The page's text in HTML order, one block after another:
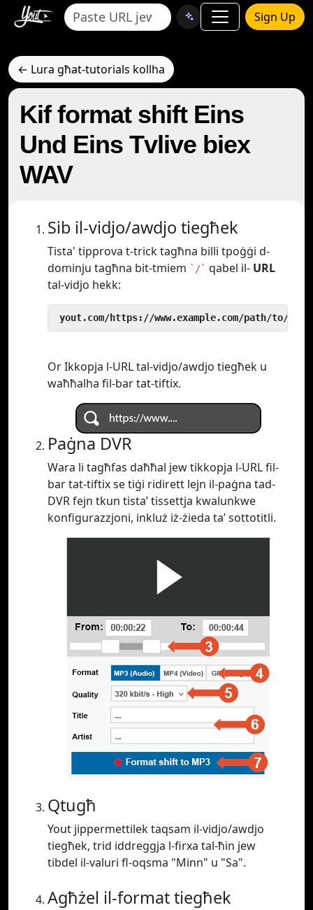
Sign Up
← Lura għat-tutorials kollha
Kif format shift Eins
Und Eins Tvlive biex
WAV
Sib il-vidjo/awdjo tiegħek
Tista' tipprova t-trick tagħna billi tpoġġi d-
dominju tagħna bit-tmiem `/` qabel il- URL
tal-vidjo hekk:
yout.com/https://www.example.com/path/to/
Or Ikkopja l-URL tal-vidjo/awdjo tiegħek u
waħħalha fil-bar tat-tiftix.
Paġna DVR
Wara li tagħfas daħħal jew tikkopja l-URL fil-
bar tat-tiftix se tiġi ridirett lejn il-paġna tad-
DVR fejn tkun tista’ tissettja kwalunkwe
konfigurazzjoni, inkluż iż-żieda ta’ sottotitli.
Qtugħ
Yout jippermettilek taqsam il-vidjo/awdjo
tiegħek, trid iddreggja l-firxa tal-ħin jew
tibdel il-valuri fl-oqsma "Minn" u "Sa".
Agħżel il-format tiegħek